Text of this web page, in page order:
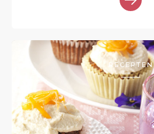
RECEPTEN